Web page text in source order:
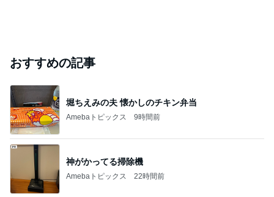
おすすめの記事
堀ちえみの夫 懐かしのチキン弁当
Amebaトピックス 9時間前
神がかってる掃除機
Amebaトピックス 22時間前